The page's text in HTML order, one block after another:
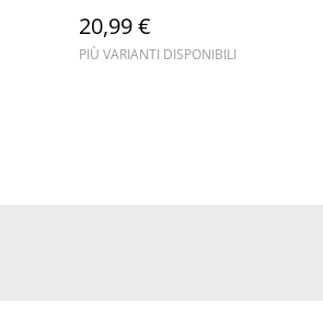
20,99 €
PIÙ VARIANTI DISPONIBILI